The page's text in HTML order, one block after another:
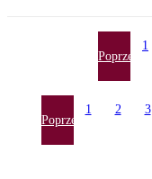
Poprzednia
1
Poprzednia
1 2 3